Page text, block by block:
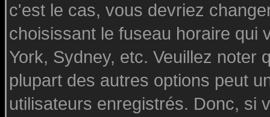
c'est le cas, vous devriez
choisissant le fuseau horaire qui
York, Sydney, etc. Veuillez noter
plupart des autres options peut
utilisateurs enregistrés. Donc, si